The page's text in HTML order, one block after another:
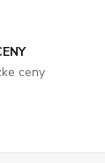
ceny